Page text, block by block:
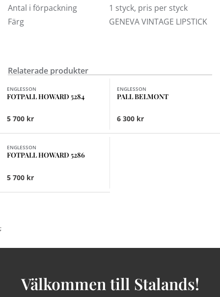
Antal i förpackning
1 styck, pris per styck
Färg
GENEVA VINTAGE LIPSTICK
Relaterade produkter
Finns i fler val (9)
ENGLESSON
FOTPALL HOWARD 5284
5 700 kr
ENGLESSON
PALL BELMONT
6 300 kr
ENGLESSON
FOTPALL HOWARD 5286
5 700 kr
;
Välkommen till Stalands!